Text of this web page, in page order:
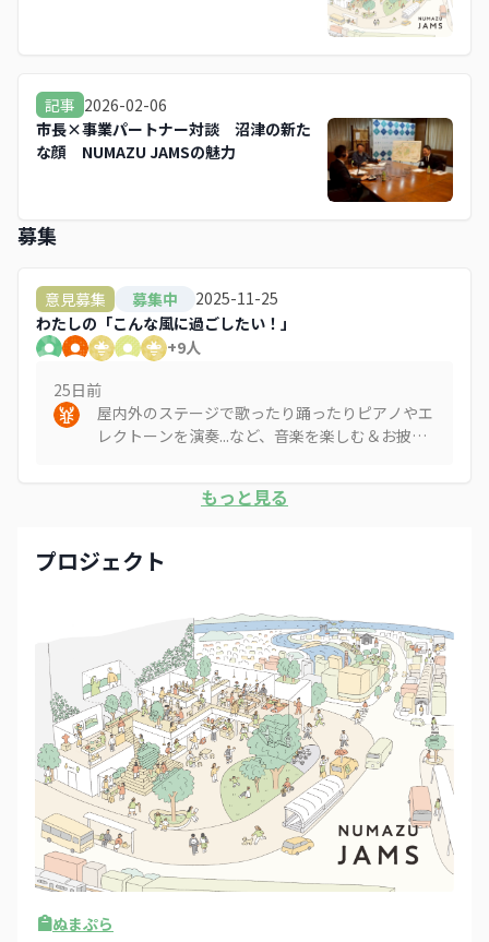
記事 2026-02-06
市長×事業パートナー対談 沼津の新た
な顔 NUMAZU JAMSの魅力
募集
意見募集 募集中
2025-11-25
わたしの「こんな風に過ごしたい！」
+9人
25日前
屋内外のステージで歌ったり踊ったりピアノやエ
レクトーンを演奏...など、音楽を楽しむ＆お披露
もっと見る
プロジェクト
ぬまぷら